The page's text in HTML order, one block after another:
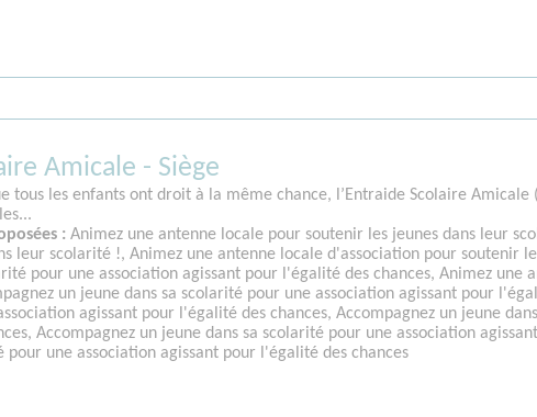
Amicale - Siège
tous les enfants ont droit à la même chance, l’Entraide Scolaire
:Animez une antenne locale pour soutenir les jeunes dans leur
leur scolarité !, Animez une antenne locale d'association pour soutenir
pour une association agissant pour l'égalité des chances, Animez une
un jeune dans sa scolarité pour une association agissant pour
agissant pour l'égalité des chances, Accompagnez un jeune
Accompagnez un jeune dans sa scolarité pour une association
pour une association agissant pour l'égalité des chances